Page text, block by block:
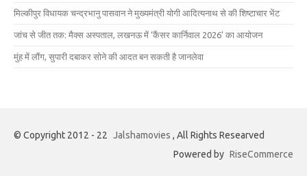
मिल्कीपुर विधायक चन्द्रभानु पासवान ने मुख्यमंत्री योगी आदित्यनाथ से की शिष्टाचार भेंट
जांच से जीत तक: मैक्स अस्पताल, लखनऊ में ‘कैंसर कार्निवाल 2026’ का आयोजन
मुंह में लौंग, सुपारी दबाकर सोने की आदत बन सकती है जानलेवा
© Copyright 2012 - 22 Jalshamovies , All Rights Researved
Powered by RiseCommerce